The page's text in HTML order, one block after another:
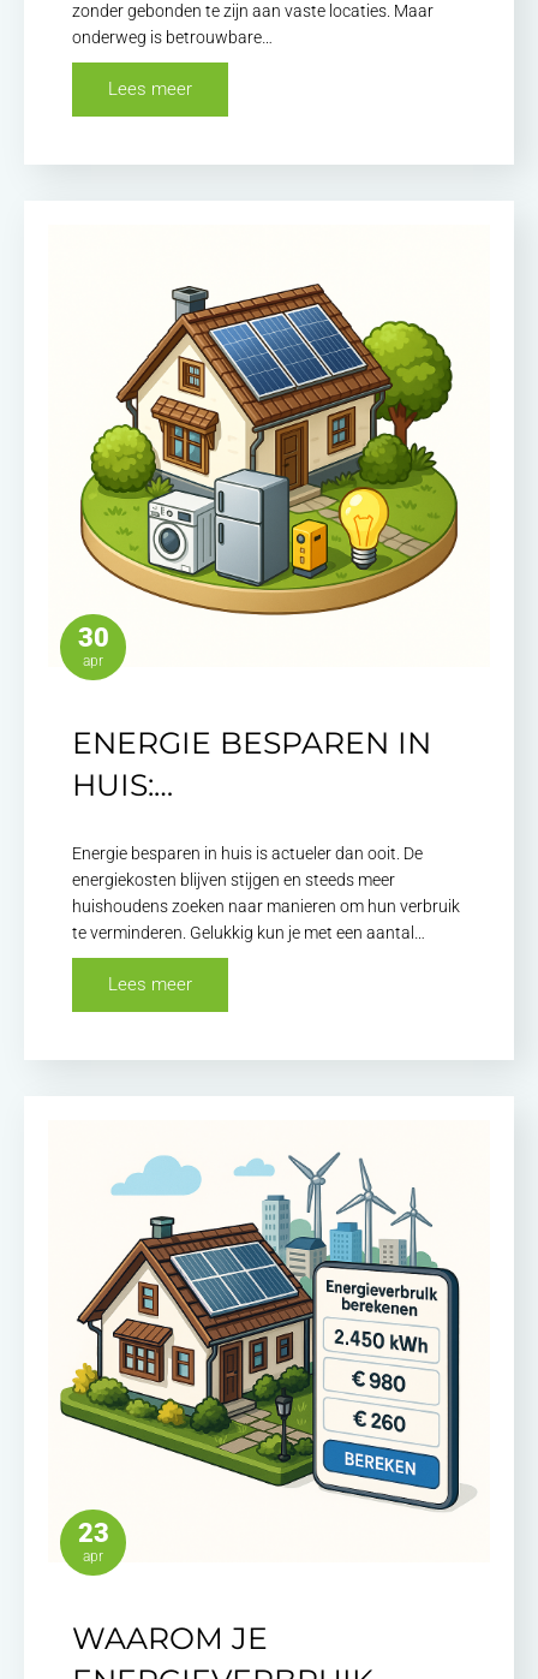
zonder gebonden te zijn aan vaste locaties. Maar
onderweg is betrouwbare…
Lees meer
30
apr
ENERGIE BESPAREN IN
HUIS:…
Energie besparen in huis is actueler dan ooit. De
energiekosten blijven stijgen en steeds meer
huishoudens zoeken naar manieren om hun verbruik
te verminderen. Gelukkig kun je met een aantal…
Lees meer
23
apr
WAAROM JE